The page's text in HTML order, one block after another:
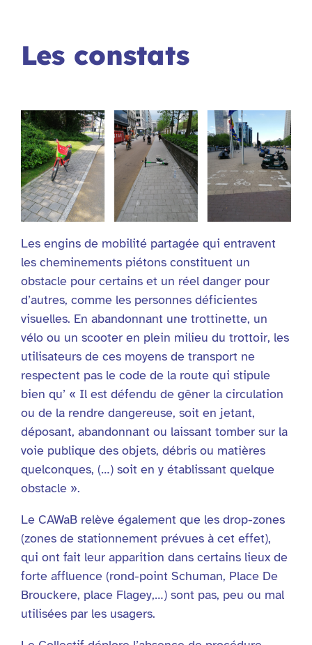
Les constats
Les engins de mobilité partagée qui entravent
les cheminements piétons constituent un
obstacle pour certains et un réel danger pour
d’autres, comme les personnes déficientes
visuelles. En abandonnant une trottinette, un
vélo ou un scooter en plein milieu du trottoir, les
utilisateurs de ces moyens de transport ne
respectent pas le code de la route qui stipule
bien qu’ « Il est défendu de gêner la circulation
ou de la rendre dangereuse, soit en jetant,
déposant, abandonnant ou laissant tomber sur la
voie publique des objets, débris ou matières
quelconques, (…) soit en y établissant quelque
obstacle ».
Le CAWaB relève également que les drop-zones
(zones de stationnement prévues à cet effet),
qui ont fait leur apparition dans certains lieux de
forte affluence (rond-point Schuman, Place De
Brouckere, place Flagey,…) sont pas, peu ou mal
utilisées par les usagers.